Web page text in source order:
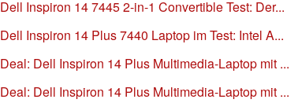
Dell Inspiron 14 7445 2-in-1 Convertible Test: Der...
Dell Inspiron 14 Plus 7440 Laptop im Test: Intel A...
Deal: Dell Inspiron 14 Plus Multimedia-Laptop mit ...
Deal: Dell Inspiron 14 Plus Multimedia-Laptop mit ...